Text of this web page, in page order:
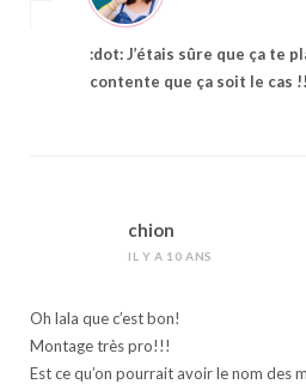
:dot: J’étais sûre que ça te
contente que ça soit le cas !!
chion
IL Y A 10 ANS
Oh lala que c’est bon!
Montage très pro!!!
Est ce qu’on pourrait avoir le nom des